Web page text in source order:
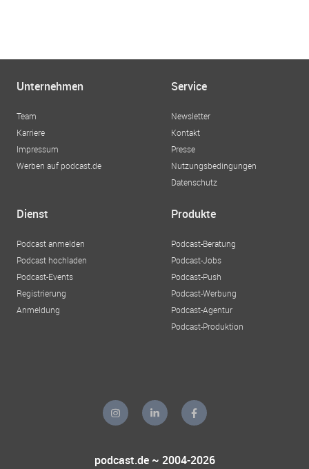
Unternehmen
Team
Karriere
Impressum
Werben auf podcast.de
Service
Newsletter
Kontakt
Presse
Nutzungsbedingungen
Datenschutz
Dienst
Podcast anmelden
Podcast hochladen
Podcast-Events
Registrierung
Anmeldung
Produkte
Podcast-Beratung
Podcast-Jobs
Podcast-Push
Podcast-Werbung
Podcast-Agentur
Podcast-Produktion
podcast.de ~ 2004-2026